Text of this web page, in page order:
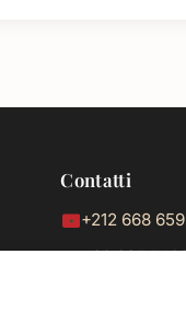
Contatti
+212 668
+39 335